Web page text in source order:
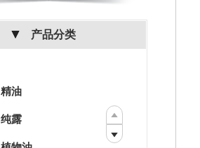
产品分类
精油
纯露